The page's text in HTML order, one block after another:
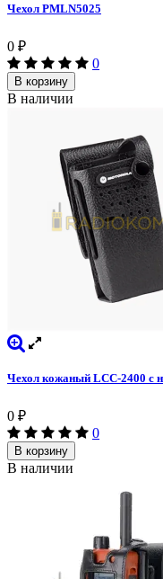
Чехол PMLN5025
0 ₽
0
В корзину
В наличии
Чехол кожаный LCC-2400 с
0 ₽
0
В корзину
В наличии